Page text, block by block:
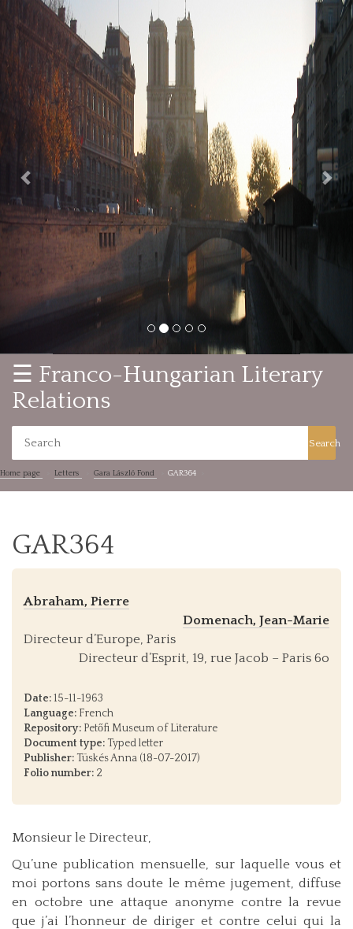
Previous
☰ Franco-Hungarian Literary
Relations
Search
Home page Letters Gara László Fond GAR364
GAR364
Abraham, Pierre
Domenach, Jean-Marie
Directeur d’Europe, Paris
Directeur d’Esprit, 19, rue Jacob – Paris 6o
Date:15-11-1963
Language: French
Repository: Petőfi Museum of Literature
Document type: Typed letter
Publisher: Tüskés Anna (18-07-2017)
Folio number: 2
Monsieur le Directeur,
Qu’une publication mensuelle, sur laquelle vous et
moi portons sans doute le même jugement, diffuse
en octobre une attaque anonyme contre la revue
que j’ai l’honneur de diriger et contre celui qui la